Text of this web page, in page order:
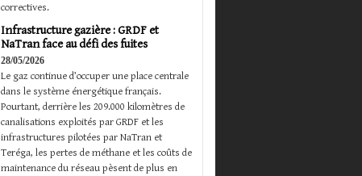
correctives.
Infrastructure gazière : GRDF et
NaTran face au défi des fuites
28/05/2026
Le gaz continue d’occuper une place centrale
dans le système énergétique français.
Pourtant, derrière les 209.000 kilomètres de
canalisations exploités par GRDF et les
infrastructures pilotées par NaTran et
Teréga, les pertes de méthane et les coûts de
maintenance du réseau pèsent de plus en